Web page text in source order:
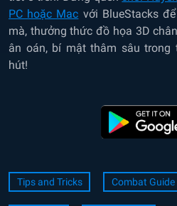
PC hoặc Mac với BlueStacks
mà, thưởng thức đồ họa 3D
ân oán, bí mật thâm sâu trong
hút!
Tips and Tricks Combat Guide